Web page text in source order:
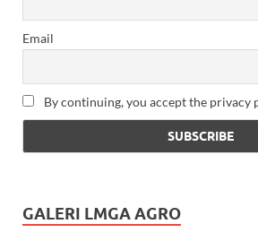
Email
By continuing, you accept the privacy
GALERI LMGA AGRO